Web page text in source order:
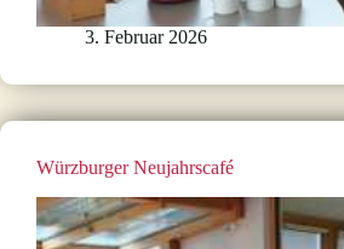
3. Februar 2026
Würzburger Neujahrscafé